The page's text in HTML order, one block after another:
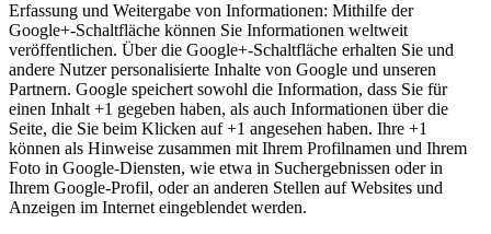
Erfassung und Weitergabe von Informationen: Mithilfe der
Google+-Schaltfläche können Sie Informationen weltweit
veröffentlichen. Über die Google+-Schaltfläche erhalten Sie und
andere Nutzer personalisierte Inhalte von Google und unseren
Partnern. Google speichert sowohl die Information, dass Sie für
einen Inhalt +1 gegeben haben, als auch Informationen über die
Seite, die Sie beim Klicken auf +1 angesehen haben. Ihre +1
können als Hinweise zusammen mit Ihrem Profilnamen und Ihrem
Foto in Google-Diensten, wie etwa in Suchergebnissen oder in
Ihrem Google-Profil, oder an anderen Stellen auf Websites und
Anzeigen im Internet eingeblendet werden.